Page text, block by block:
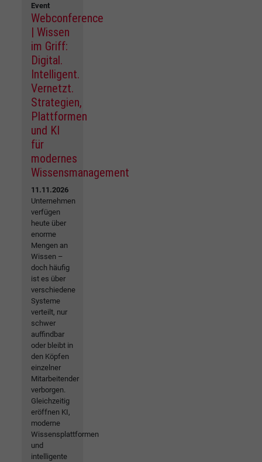
Event
Webconference
| Wissen
im Griff:
Digital.
Intelligent.
Vernetzt.
Strategien,
Plattformen
und KI
für
modernes
Wissensmanagement
11.11.2026
Unternehmen
verfügen
heute über
enorme
Mengen an
Wissen –
doch häufig
ist es über
verschiedene
Systeme
verteilt, nur
schwer
auffindbar
oder bleibt in
den Köpfen
einzelner
Mitarbeitender
verborgen.
Gleichzeitig
eröffnen KI,
moderne
Wissensplattformen
und
intelligente